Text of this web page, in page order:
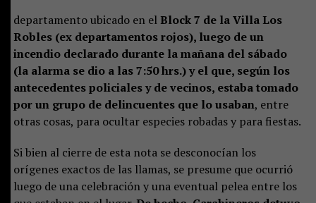
departamento ubicado en el Block 7 de la Villa Los
Robles (ex departamentos rojos), luego de un
incendio declarado durante la mañana del sábado
(la alarma se dio a las 7:50 hrs.) y el que, según los
antecedentes policiales y de vecinos, estaba tomado
por un grupo de delincuentes que lo usaban, entre
otras cosas, para ocultar especies robadas y para fiestas.
Si bien al cierre de esta nota se desconocían los
orígenes exactos de las llamas, se presume que ocurrió
luego de una celebración y una eventual pelea entre los